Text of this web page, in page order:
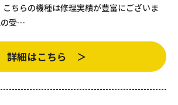
ちらの機種は修理実績が豊富にございま
の受…
詳細はこちら ＞